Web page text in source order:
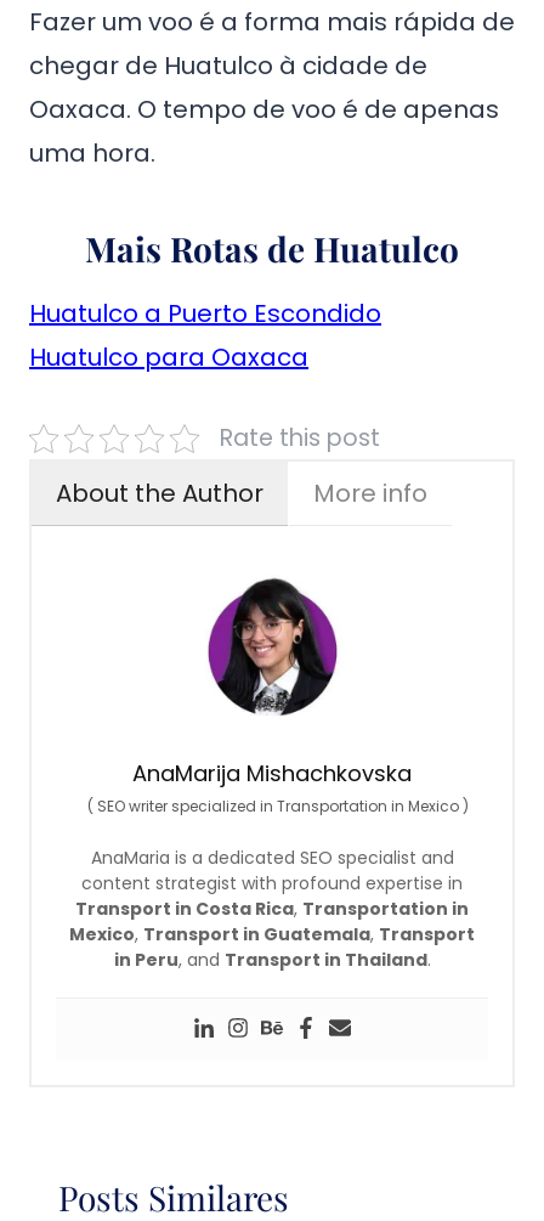
Fazer um voo é a forma mais rápida de
chegar de Huatulco à cidade de
Oaxaca. O tempo de voo é de apenas
uma hora.
Mais Rotas de Huatulco
Huatulco a Puerto Escondido
Huatulco para Oaxaca
Rate this post
About the Author More info
AnaMarija Mishachkovska
( SEO writer specialized in Transportation in Mexico )
AnaMaria is a dedicated SEO specialist and
content strategist with profound expertise in
Transport in Costa Rica, Transportation in
Mexico, Transport in Guatemala, Transport
in Peru, and Transport in Thailand.
Posts Similares